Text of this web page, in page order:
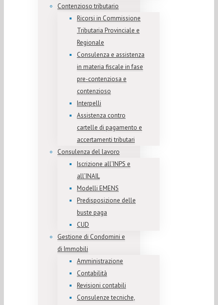
Contenzioso tributario
Ricorsi in Commissione
Tributaria Provinciale e
Regionale
Consulenza e assistenza
in materia fiscale in fase
pre-contenziosa e
contenzioso
Interpelli
Assistenza contro
cartelle di pagamento e
accertamenti tributari
Consulenza del lavoro
Iscrizione all’INPS e
all’INAIL
Modelli EMENS
Predisposizione delle
buste paga
CUD
Gestione di Condomini e
di Immobili
Amministrazione
Contabilità
Revisioni contabili
Consulenze tecniche,